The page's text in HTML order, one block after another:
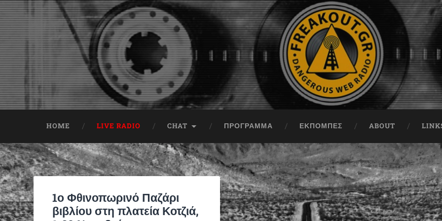
HOME LIVE RADIO CHAT ΠΡΟΓΡΑΜΜΑ ΕΚΠΟΜΠΈΣ ABOUT
1ο Φθινοπωρινό Παζάρι
βιβλίου στη πλατεία Κοτζιά,